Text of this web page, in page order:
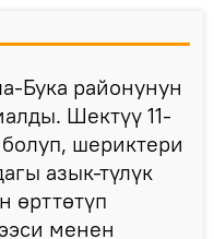
Бука районунун
Шектүү 11-
шериктери
азык-түлүк
өрттөтүп
менен